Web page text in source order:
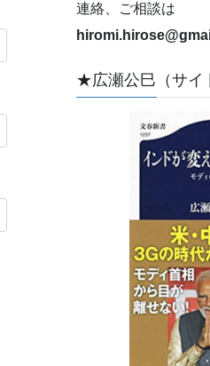
連絡、ご相談は
★広瀬公巳（サイ